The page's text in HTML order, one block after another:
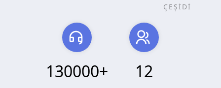
ÇEŞİDİ
130000+ 12